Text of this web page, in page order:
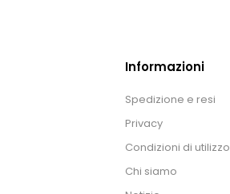
Informazioni
Spedizione e resi
Privacy
Condizioni di utilizzo
Chi siamo